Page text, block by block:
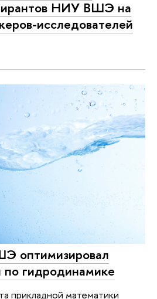
НИУ ВШЭ на
исследователей
оптимизировал
гидродинамике
прикладной математики